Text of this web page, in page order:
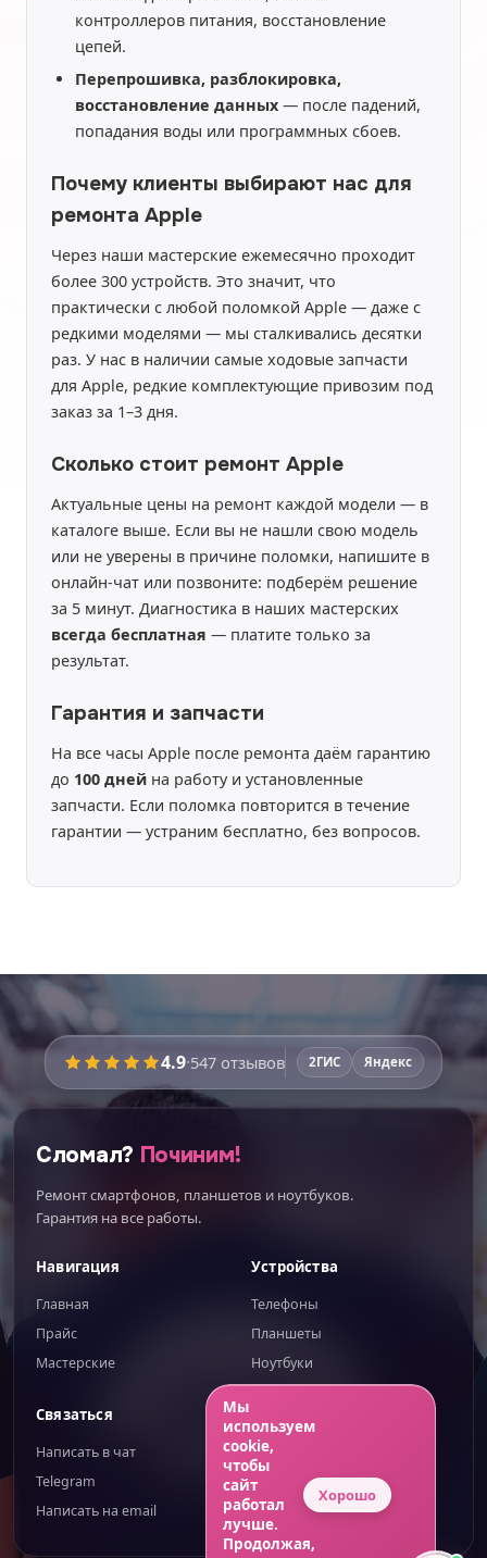
контроллеров питания, восстановление
цепей.
Перепрошивка, разблокировка,
восстановление данных — после падений,
попадания воды или программных сбоев.
Почему клиенты выбирают нас для
ремонта Apple
Через наши мастерские ежемесячно проходит
более 300 устройств. Это значит, что
практически с любой поломкой Apple — даже с
редкими моделями — мы сталкивались десятки
раз. У нас в наличии самые ходовые запчасти
для Apple, редкие комплектующие привозим под
заказ за 1–3 дня.
Сколько стоит ремонт Apple
Актуальные цены на ремонт каждой модели — в
каталоге выше. Если вы не нашли свою модель
или не уверены в причине поломки, напишите в
онлайн-чат или позвоните: подберём решение
за 5 минут. Диагностика в наших мастерских
всегда бесплатная — платите только за
результат.
Гарантия и запчасти
На все часы Apple после ремонта даём гарантию
до 100 дней на работу и установленные
запчасти. Если поломка повторится в течение
гарантии — устраним бесплатно, без вопросов.
4.9·547 отзывов 2ГИС Яндекс
Сломал? Починим!
Ремонт смартфонов, планшетов и ноутбуков.
Гарантия на все работы.
Навигация
Главная
Прайс
Мастерские
Устройства
Телефоны
Планшеты
Ноутбуки
Связаться
Написать в чат
Telegram
Написать на email
Публичная оферта
Обработка ПД
Конфиденциальность
Мы
используем
cookie,
чтобы
сайт
работал
лучше.
Продолжая,
Хорошо
ИИ-помощник — отвечаю сразу